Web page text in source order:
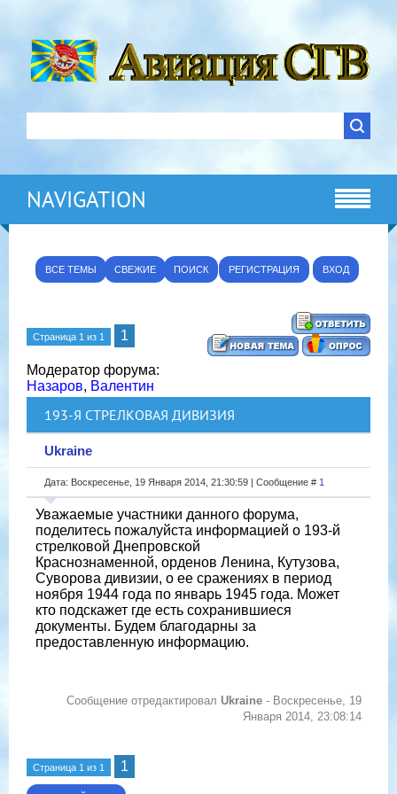
NAVIGATION
ВСЕ ТЕМЫ СВЕЖИЕ ПОИСК РЕГИСТРАЦИЯ ВХОД
Страница 1 из 1 1
Модератор форума:
Назаров, Валентин
193-Я СТРЕЛКОВАЯ ДИВИЗИЯ
Ukraine
Дата: Воскресенье, 19 Января 2014, 21:30:59 | Сообщение # 1
Уважаемые участники данного форума,
поделитесь пожалуйста информацией о 193-й
стрелковой Днепровской
Краснознаменной, орденов Ленина, Кутузова,
Суворова дивизии, о ее сражениях в период
ноября 1944 года по январь 1945 года. Может
кто подскажет где есть сохранившиеся
документы. Будем благодарны за
предоставленную информацию.
Сообщение отредактировал Ukraine - Воскресенье, 19
Января 2014, 23:08:14
Страница 1 из 1 1